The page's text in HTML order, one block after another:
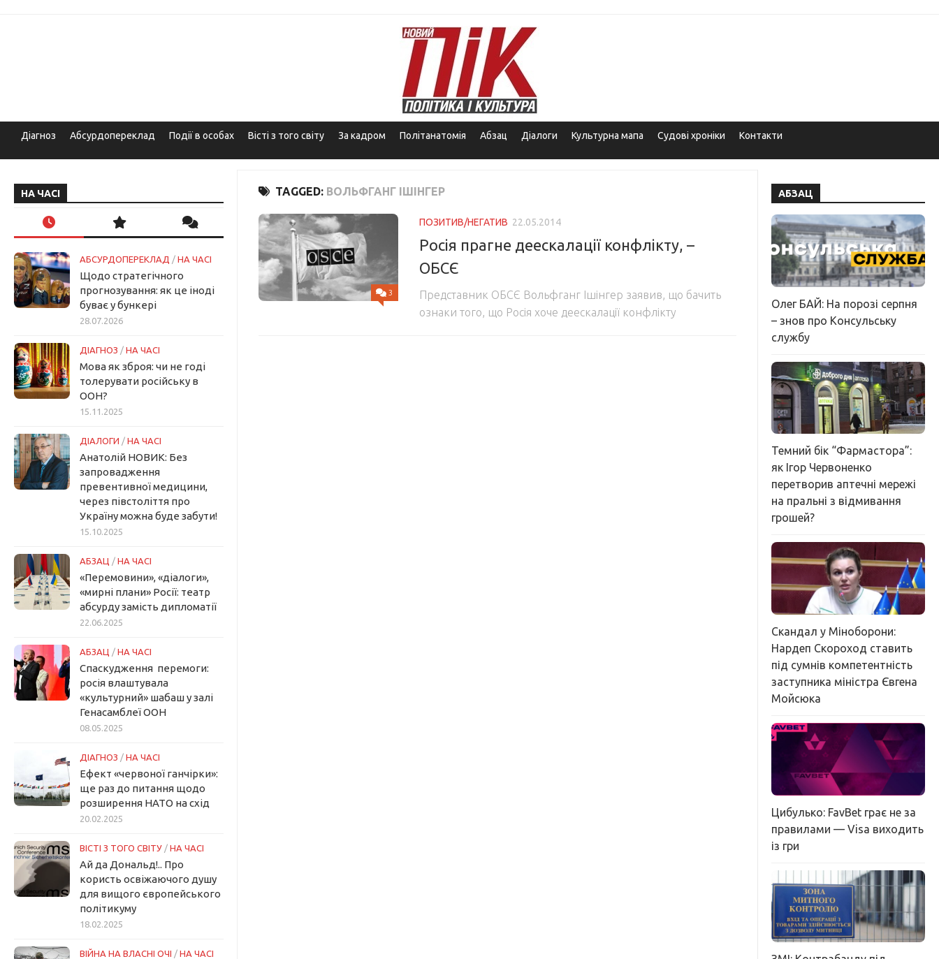
Діагноз Абсурдопереклад Події в особах Вісті з того світу За кадром Політанатомія Абзац Діалоги Культурна мапа Судові хроніки Контакти
TAGGED: ВОЛЬФГАНГ ІШІНГЕР
3
ПОЗИТИВ/НЕГАТИВ 22.05.2014
Росія прагне деескалації конфлікту, –
ОБСЄ
Представник ОБСЄ Вольфганг Ішінгер заявив, що бачить
ознаки того, що Росія хоче деескалації конфлікту
НА ЧАСІ
АБСУРДОПЕРЕКЛАД / НА ЧАСІ
Щодо стратегічного
прогнозування: як це іноді
буває у бункері
28.07.2026
ДІАГНОЗ / НА ЧАСІ
Мова як зброя: чи не годі
толерувати російську в
ООН?
15.11.2025
ДІАЛОГИ / НА ЧАСІ
Анатолій НОВИК: Без
запровадження
превентивної медицини,
через півстоліття про
Україну можна буде забути!
15.10.2025
АБЗАЦ / НА ЧАСІ
«Перемовини», «діалоги»,
«мирні плани» Росії: театр
абсурду замість дипломатії
22.06.2025
АБЗАЦ / НА ЧАСІ
Спаскудження перемоги:
росія влаштувала
«культурний» шабаш у залі
Генасамблеї ООН
08.05.2025
ДІАГНОЗ / НА ЧАСІ
Ефект «червоної ганчірки»:
ще раз до питання щодо
розширення НАТО на схід
20.02.2025
ВІСТІ З ТОГО СВІТУ / НА ЧАСІ
Ай да Дональд!.. Про
користь освіжаючого душу
для вищого європейського
політикуму
18.02.2025
ВІЙНА НА ВЛАСНІ ОЧІ / НА ЧАСІ
АБЗАЦ
Олег БАЙ: На порозі серпня
– знов про Консульську
службу
Темний бік “Фармастора”:
як Ігор Червоненко
перетворив аптечні мережі
на пральні з відмивання
грошей?
Скандал у Міноборони:
Нардеп Скороход ставить
під сумнів компетентність
заступника міністра Євгена
Мойсюка
Цибулько: FavBet грає не за
правилами — Visa виходить
із гри